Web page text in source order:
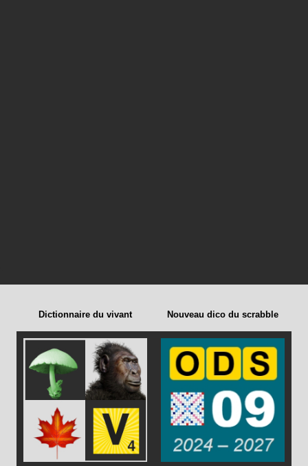
Dictionnaire du vivant Nouveau dico du scrabble